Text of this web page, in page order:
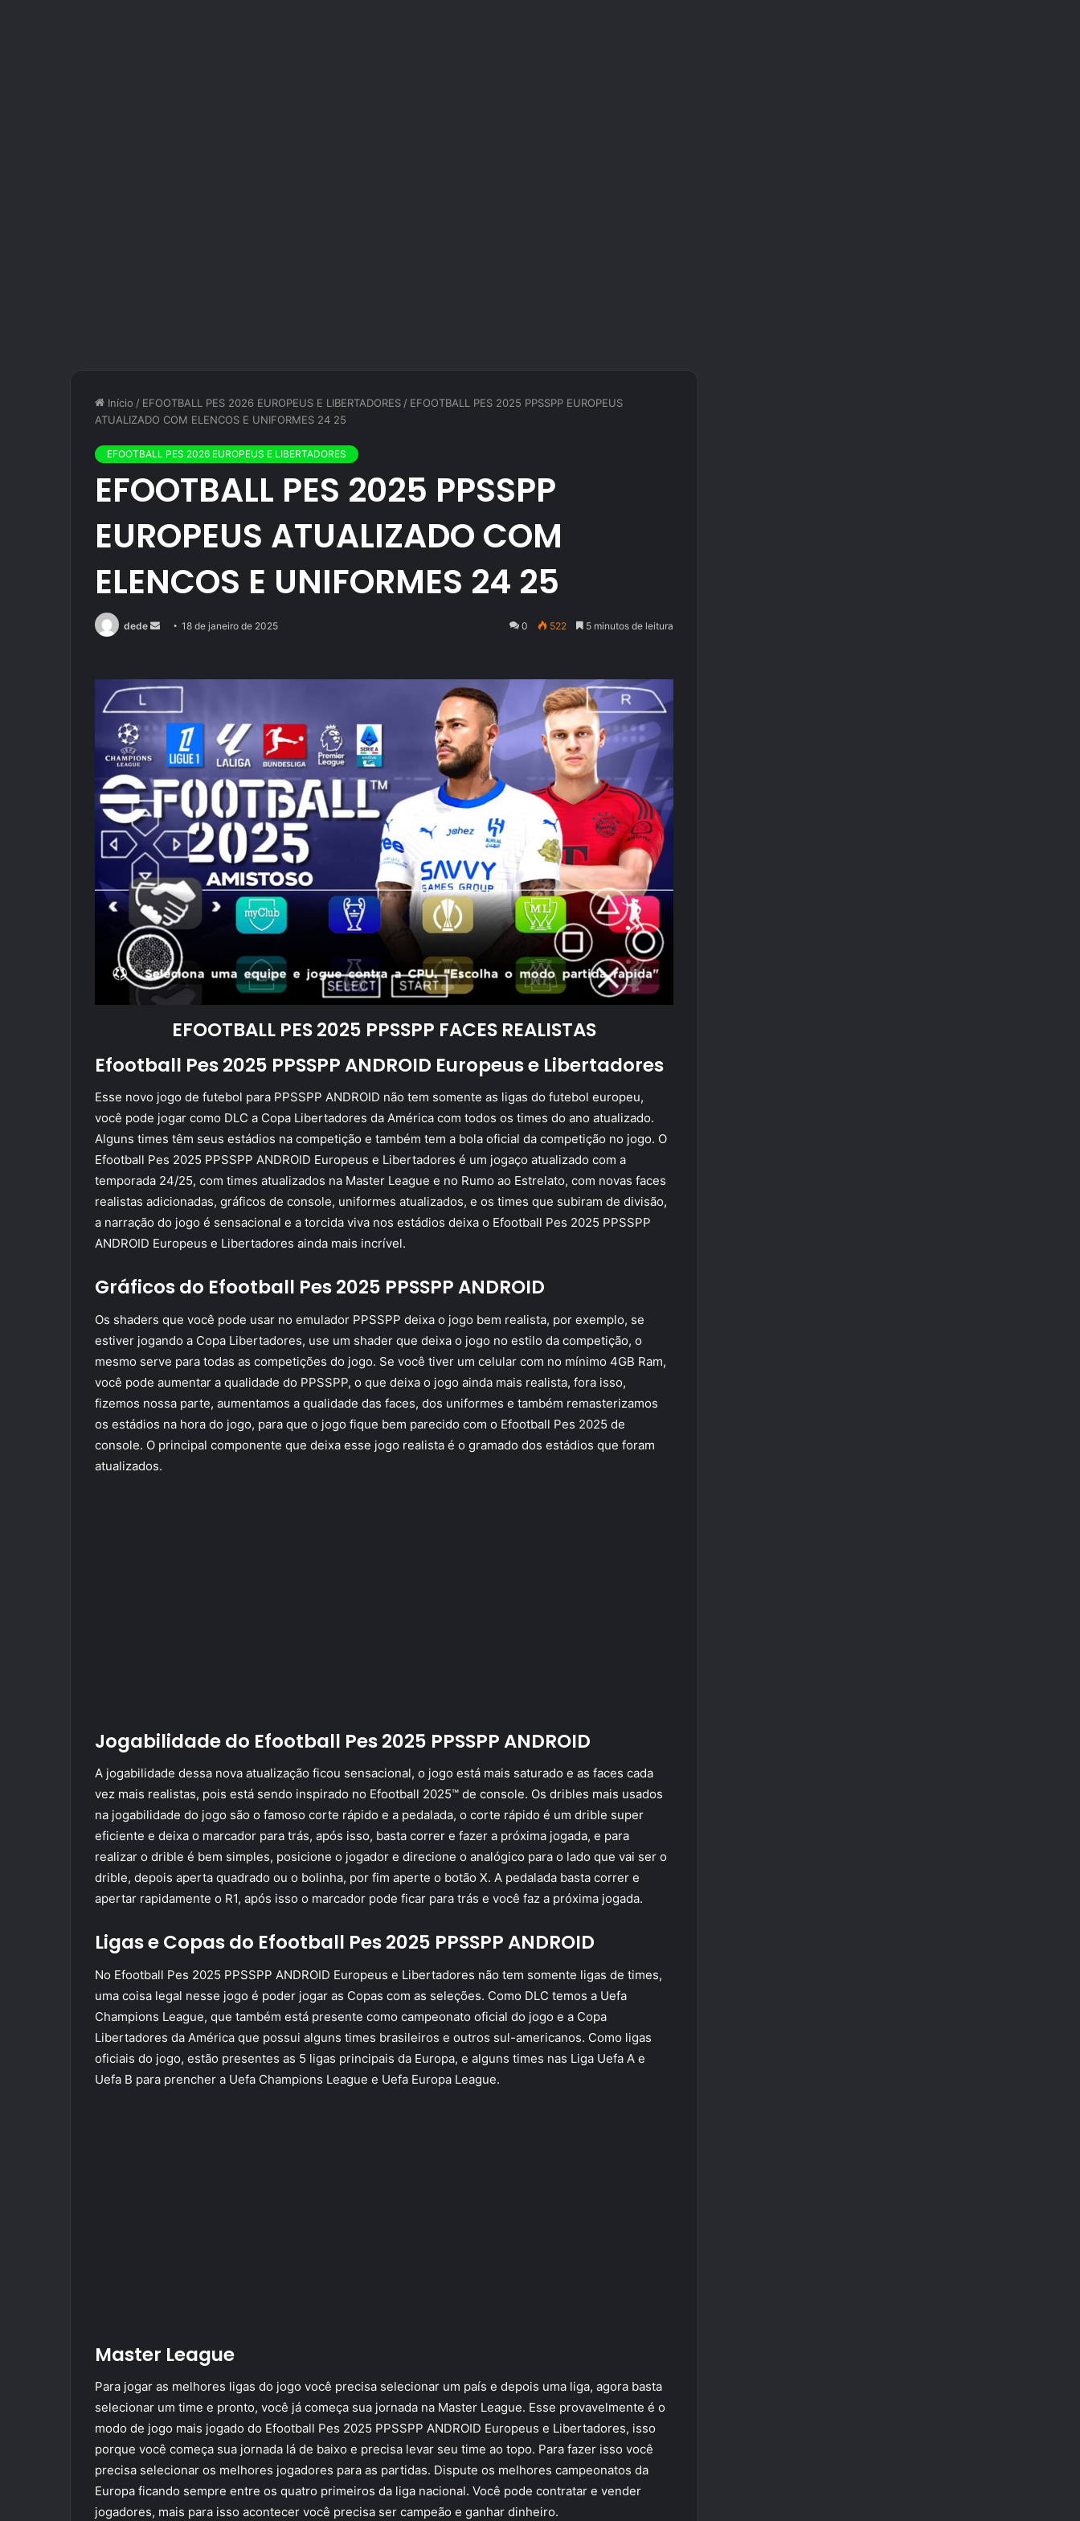
Início / EFOOTBALL PES 2026 EUROPEUS E LIBERTADORES / EFOOTBALL PES 2025 PPSSPP EUROPEUS
ATUALIZADO COM ELENCOS E UNIFORMES 24 25
EFOOTBALL PES 2026 EUROPEUS E LIBERTADORES
EFOOTBALL PES 2025 PPSSPP
EUROPEUS ATUALIZADO COM
ELENCOS E UNIFORMES 24 25
dede
Mande
mail
18 de janeiro de 2025 0 522 5 minutos de leitura
EFOOTBALL PES 2025 PPSSPP FACES REALISTAS
Efootball Pes 2025 PPSSPP ANDROID Europeus e Libertadores
Esse novo jogo de futebol para PPSSPP ANDROID não tem somente as ligas do futebol europeu,
você pode jogar como DLC a Copa Libertadores da América com todos os times do ano atualizado.
Alguns times têm seus estádios na competição e também tem a bola oficial da competição no jogo. O
Efootball Pes 2025 PPSSPP ANDROID Europeus e Libertadores é um jogaço atualizado com a
temporada 24/25, com times atualizados na Master League e no Rumo ao Estrelato, com novas faces
realistas adicionadas, gráficos de console, uniformes atualizados, e os times que subiram de divisão,
a narração do jogo é sensacional e a torcida viva nos estádios deixa o Efootball Pes 2025 PPSSPP
ANDROID Europeus e Libertadores ainda mais incrível.
Gráficos do Efootball Pes 2025 PPSSPP ANDROID
Os shaders que você pode usar no emulador PPSSPP deixa o jogo bem realista, por exemplo, se
estiver jogando a Copa Libertadores, use um shader que deixa o jogo no estilo da competição, o
mesmo serve para todas as competições do jogo. Se você tiver um celular com no mínimo 4GB Ram,
você pode aumentar a qualidade do PPSSPP, o que deixa o jogo ainda mais realista, fora isso,
fizemos nossa parte, aumentamos a qualidade das faces, dos uniformes e também remasterizamos
os estádios na hora do jogo, para que o jogo fique bem parecido com o Efootball Pes 2025 de
console. O principal componente que deixa esse jogo realista é o gramado dos estádios que foram
atualizados.
Jogabilidade do Efootball Pes 2025 PPSSPP ANDROID
A jogabilidade dessa nova atualização ficou sensacional, o jogo está mais saturado e as faces cada
vez mais realistas, pois está sendo inspirado no Efootball 2025™ de console. Os dribles mais usados
na jogabilidade do jogo são o famoso corte rápido e a pedalada, o corte rápido é um drible super
eficiente e deixa o marcador para trás, após isso, basta correr e fazer a próxima jogada, e para
realizar o drible é bem simples, posicione o jogador e direcione o analógico para o lado que vai ser o
drible, depois aperta quadrado ou o bolinha, por fim aperte o botão X. A pedalada basta correr e
apertar rapidamente o R1, após isso o marcador pode ficar para trás e você faz a próxima jogada.
Ligas e Copas do Efootball Pes 2025 PPSSPP ANDROID
No Efootball Pes 2025 PPSSPP ANDROID Europeus e Libertadores não tem somente ligas de times,
uma coisa legal nesse jogo é poder jogar as Copas com as seleções. Como DLC temos a Uefa
Champions League, que também está presente como campeonato oficial do jogo e a Copa
Libertadores da América que possui alguns times brasileiros e outros sul-americanos. Como ligas
oficiais do jogo, estão presentes as 5 ligas principais da Europa, e alguns times nas Liga Uefa A e
Uefa B para prencher a Uefa Champions League e Uefa Europa League.
Master League
Para jogar as melhores ligas do jogo você precisa selecionar um país e depois uma liga, agora basta
selecionar um time e pronto, você já começa sua jornada na Master League. Esse provavelmente é o
modo de jogo mais jogado do Efootball Pes 2025 PPSSPP ANDROID Europeus e Libertadores, isso
porque você começa sua jornada lá de baixo e precisa levar seu time ao topo. Para fazer isso você
precisa selecionar os melhores jogadores para as partidas. Dispute os melhores campeonatos da
Europa ficando sempre entre os quatro primeiros da liga nacional. Você pode contratar e vender
jogadores, mais para isso acontecer você precisa ser campeão e ganhar dinheiro.